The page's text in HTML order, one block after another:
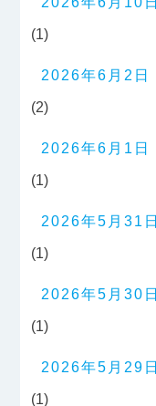
(1)
2026年6月2日
(2)
2026年6月1日
(1)
2026年5月31日
(1)
2026年5月30日
(1)
2026年5月29日
(1)